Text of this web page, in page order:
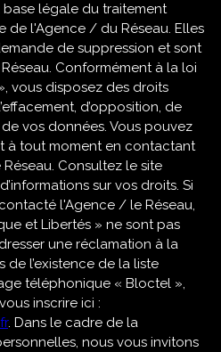
légale du traitement
de l'Agence / du Réseau. Elles
de suppression et sont
Conformément à la loi
vous disposez des droits
d’opposition, de
vos données. Vous pouvez
à tout moment en contactant
Consultez le site
sur vos droits. Si
l'Agence / le Réseau,
et Libertés » ne sont pas
une réclamation à la
de l’existence de la liste
téléphonique « Bloctel »,
inscrire ici :
. Dans le cadre de la
nous vous invitons